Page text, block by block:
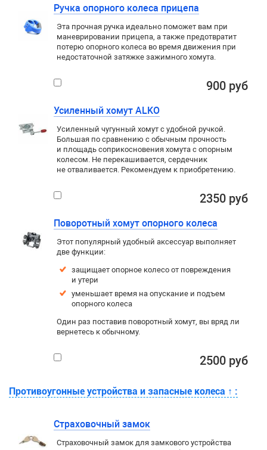
Ручка опорного колеса прицепа
Эта прочная ручка идеально поможет вам при
маневрировании прицепа, а также предотвратит
потерю опорного колеса во время движения при
недостаточной затяжке зажимного хомута.
900 руб
Усиленный хомут ALKO
Усиленный чугунный хомут с удобной ручкой.
Большая по сравнению с обычным прочность
и площадь соприкосновения хомута с опорным
колесом. Не перекашивается, сердечник
не отваливается. Рекомендуем к приобретению.
2350 руб
Поворотный хомут опорного колеса
Этот популярный удобный аксессуар выполняет
две функции:
защищает опорное колесо от повреждения
и утери
уменьшает время на опускание и подъем
опорного колеса
Один раз поставив поворотный хомут, вы вряд ли
вернетесь к обычному.
2500 руб
Противоугонные устройства и запасные колеса ↑ :
Страховочный замок
Страховочный замок для замкового устройства